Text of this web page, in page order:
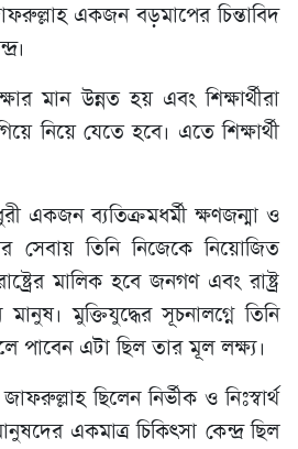
একজন বড়মাপের চিন্তাবিদ
মান উন্নত হয় এবং শিক্ষার্থীরা
নিয়ে যেতে হবে। এতে শিক্ষার্থী
ব্যতিক্রমধর্মী ক্ষণজন্মা ও
সেবায় তিনি নিজেকে নিয়োজিত
মালিক হবে জনগণ এবং রাষ্ট্র
মুক্তিযুদ্ধের সূচনালগ্নে তিনি
পাবেন এটা ছিল তার মূল লক্ষ্য।
ছিলেন নির্ভীক ও নিঃস্বার্থ
একমাত্র চিকিৎসা কেন্দ্র ছিল